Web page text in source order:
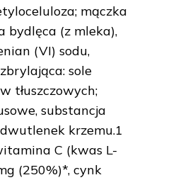
mączka
bydlęca (z mleka),
(VI) sodu,
sole
tłuszczowych;
substancja
krzemu.1
C (kwas L-
(250%)*, cynk